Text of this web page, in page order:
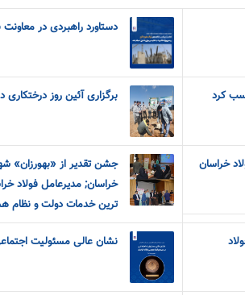
دستاورد راهبردی در معاونت
کرد برگزاری آئین روز
خراسان
جشن تقدیر از «بهورزان»
خراسان; مدیرعامل فولاد
ترین خدمات دولت و نظام
نشان عالی مسئولیت